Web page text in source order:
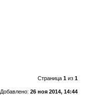
Страница 1из 1
Добавлено: 26 ноя 2014, 14:44